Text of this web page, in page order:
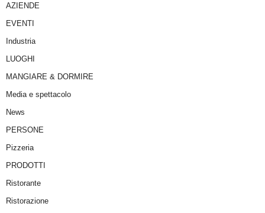
AZIENDE
EVENTI
Industria
LUOGHI
MANGIARE & DORMIRE
Media e spettacolo
News
PERSONE
Pizzeria
PRODOTTI
Ristorante
Ristorazione